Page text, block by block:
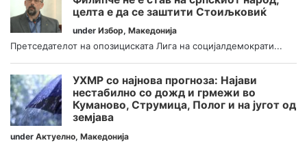
целта е да се заштити Стоиљковиќ
under Избор, Македонија
Претседателот на опозициската Лига на социјалдемократи...
УХМР со најнова прогноза: Најави
нестабилно со дожд и грмежи во
Куманово, Струмица, Полог и на југот од
земјава
under Актуелно, Македонија